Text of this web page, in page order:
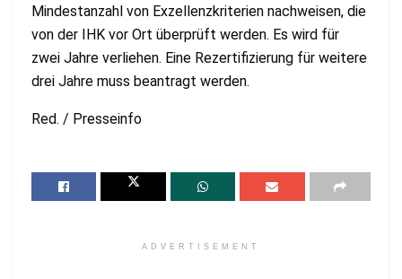
Mindestanzahl von Exzellenzkriterien nachweisen, die
von der IHK vor Ort überprüft werden. Es wird für
zwei Jahre verliehen. Eine Rezertifizierung für weitere
drei Jahre muss beantragt werden.
Red. / Presseinfo
ADVERTISEMENT